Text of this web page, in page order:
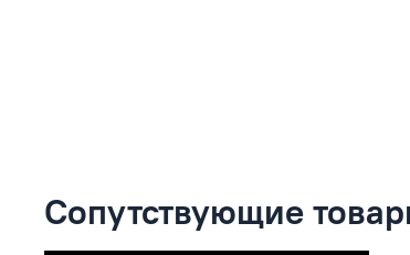
Сопутствующие